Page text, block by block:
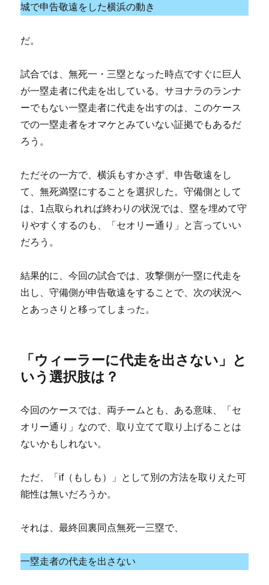
城で申告敬遠をした横浜の動き
だ。
試合では、無死一・三塁となった時点ですぐに巨人
が一塁走者に代走を出している。サヨナラのランナ
ーでもない一塁走者に代走を出すのは、このケース
での一塁走者をオマケとみていない証拠でもあるだ
ろう。
ただその一方で、横浜もすかさず、申告敬遠をし
て、無死満塁にすることを選択した。守備側として
は、1点取られれば終わりの状況では、塁を埋めて守
りやすくするのも、「セオリー通り」と言っていい
だろう。
結果的に、今回の試合では、攻撃側が一塁に代走を
出し、守備側が申告敬遠をすることで、次の状況へ
とあっさりと移ってしまった。
「ウィーラーに代走を出さない」と
いう選択肢は？
今回のケースでは、両チームとも、ある意味、「セ
オリー通り」なので、取り立てて取り上げることは
ないかもしれない。
ただ、「if（もしも）」として別の方法を取りえた可
能性は無いだろうか。
それは、最終回裏同点無死一三塁で、
一塁走者の代走を出さない